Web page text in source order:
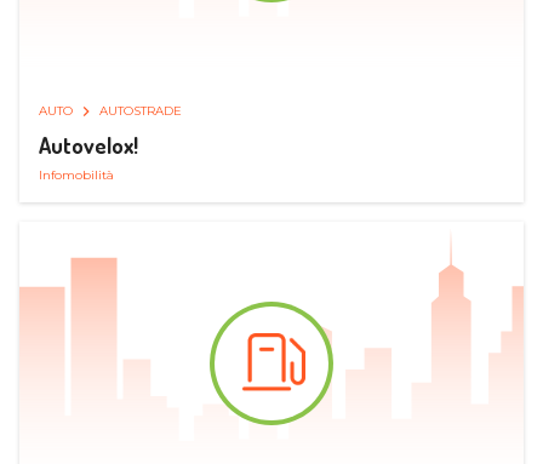
AUTO AUTOSTRADE
Autovelox!
Infomobilità